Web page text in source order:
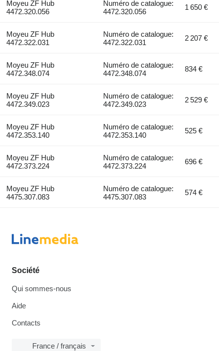
Moyeu ZF Hub
4472.320.056
Numéro de catalogue:
4472.320.056
1 650 €
Moyeu ZF Hub
4472.322.031
Numéro de catalogue:
4472.322.031
2 207 €
Moyeu ZF Hub
4472.348.074
Numéro de catalogue:
4472.348.074
834 €
Moyeu ZF Hub
4472.349.023
Numéro de catalogue:
4472.349.023
2 529 €
Moyeu ZF Hub
4472.353.140
Numéro de catalogue:
4472.353.140
525 €
Moyeu ZF Hub
4472.373.224
Numéro de catalogue:
4472.373.224
696 €
Moyeu ZF Hub
4475.307.083
Numéro de catalogue:
4475.307.083
574 €
Société
Qui sommes-nous
Aide
Contacts
France / français